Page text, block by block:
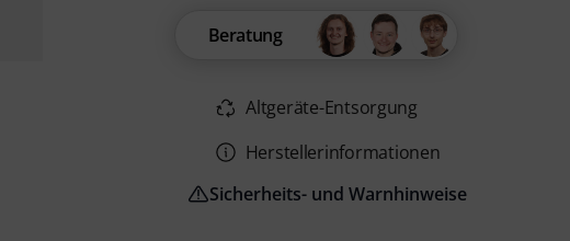
Beratung
Altgeräte-Entsorgung
Herstellerinformationen
Sicherheits- und Warnhinweise